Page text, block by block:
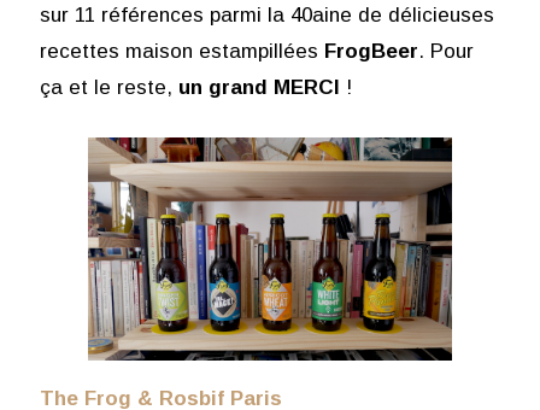
sur 11 références parmi la 40aine de délicieuses
recettes maison estampillées FrogBeer. Pour
ça et le reste, un grand MERCI !
The Frog & Rosbif Paris